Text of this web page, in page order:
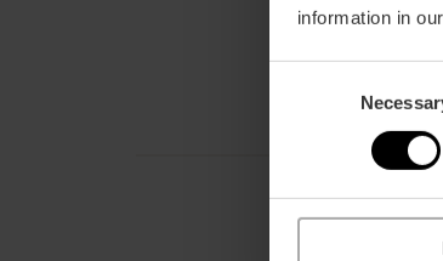
information in our